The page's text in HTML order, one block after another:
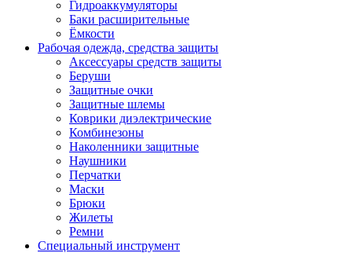
Гидроаккумуляторы
Баки расширительные
Ёмкости
Рабочая одежда, средства защиты
Аксессуары средств защиты
Беруши
Защитные очки
Защитные шлемы
Коврики диэлектрические
Комбинезоны
Наколенники защитные
Наушники
Перчатки
Маски
Брюки
Жилеты
Ремни
Специальный инструмент